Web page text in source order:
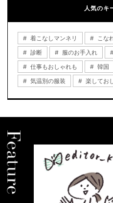
人気のキ
着こなしマンネリ こな
診断
服のお手入れ
仕事もおしゃれも
韓国
気温別の服装
楽してお